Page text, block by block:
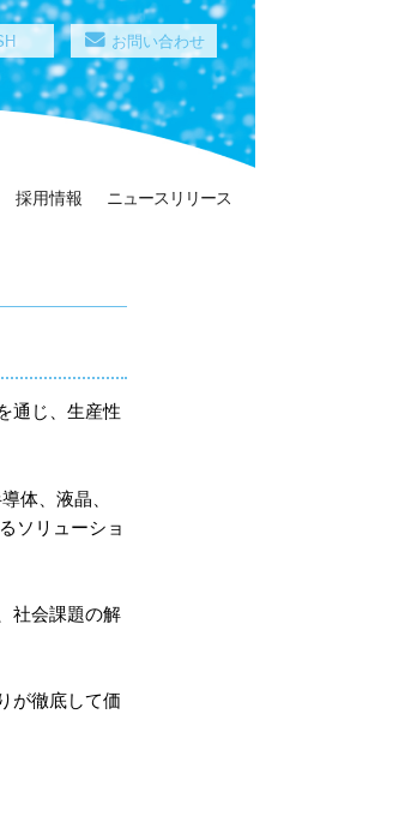
お問い合わせ
採用情報 ニュースリリース
通じ、生産性
体、液晶、
ソリューショ
社会課題の解
が徹底して価